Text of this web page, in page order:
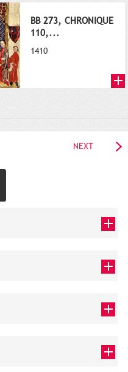
BB 273, CHRONIQUE
110,...
1410
NEXT